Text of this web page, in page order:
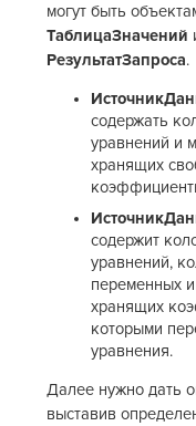
могут быть
ТаблицаЗначений
РезультатЗапроса.
содержать
уравнений и
хранящих
содержит
уравнений,
переменных
хранящих
которыми
уравнения.
Далее нужно дать
выставив